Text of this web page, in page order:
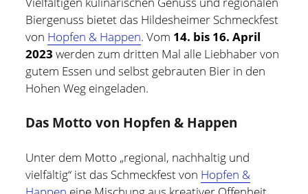
Kontakt
twitter facebooklinkedinpinterestyoutuberss
email-
github
paypal
Hildesheim(101)
Infos und Know How(152)
Besondere Orte(48)
Bücher und Magazine(15)
Haus, Wohnung und Garten(17)
Technik(9)
Biergenuss bietet das Hildesheimer Schmeckfest
von Hopfen & Happen. Vom 14. bis 16. April
2023 werden zum dritten Mal alle Liebhaber von
gutem Essen und selbst gebrauten Bier in den
Hohen Weg eingeladen.
Das Motto von Hopfen & Happen
Unter dem Motto „regional, nachhaltig und
vielfältig“ ist das Schmeckfest von Hopfen &